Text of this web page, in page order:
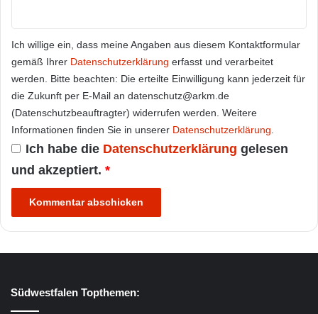
Ich willige ein, dass meine Angaben aus diesem Kontaktformular
gemäß Ihrer Datenschutzerklärung erfasst und verarbeitet
werden. Bitte beachten: Die erteilte Einwilligung kann jederzeit für
die Zukunft per E-Mail an datenschutz@arkm.de
(Datenschutzbeauftragter) widerrufen werden. Weitere
Informationen finden Sie in unserer Datenschutzerklärung
Ich habe die Datenschutzerklärung gelesen
und akzeptiert. *
Südwestfalen Topthemen: